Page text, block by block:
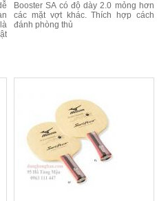
Booster SA có độ dày 2.0 mỏng hơn
các mặt vợt khác. Thích hợp cách
đánh phòng thủ